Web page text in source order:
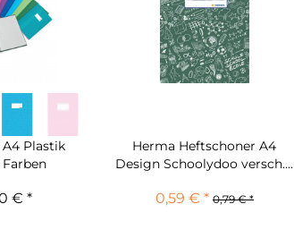
Plastik
€ *
Herma Heftschoner A4
Design Schoolydoo versch....
0,59 € * 0,79 € *